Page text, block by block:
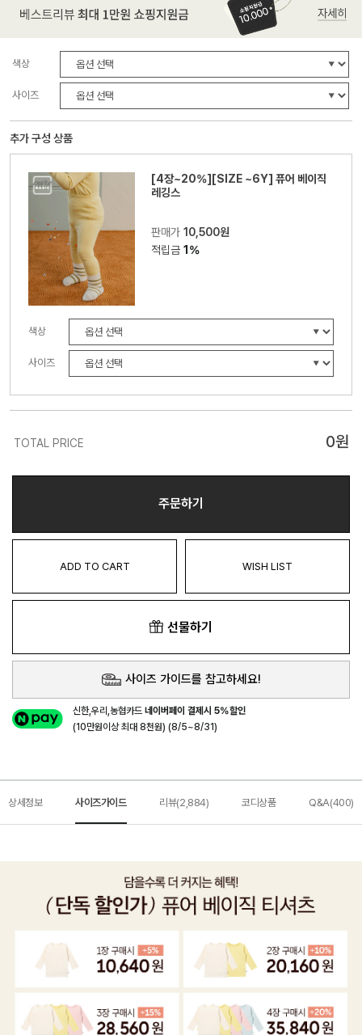
색상
사이즈
추가 구성 상품
[4장~20%][SIZE ~6Y] 퓨어 베이직
레깅스
판매가10,500원
적립금1%
색상
사이즈
TOTAL PRICE 0원
주문하기
ADD TO CART WISH LIST
선물하기
사이즈 가이드를 참고하세요!
신한,우리,농협카드네이버페이 결제시 5%할인
(10만원이상 최대 8천원) (8/5~8/31)
상세정보 사이즈가이드 리뷰(2,884) 코디상품 Q&A(400)